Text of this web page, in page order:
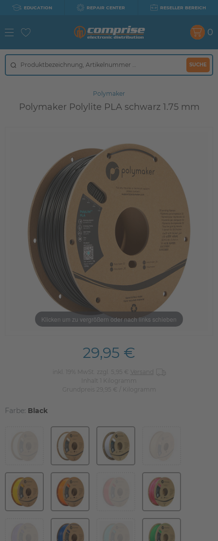
EDUCATION REPAIR CENTER RESELLER BEREICH
SUCHE
0
Polymaker
Polymaker Polylite PLA schwarz 1.75 mm
Klicken um zu vergrößern oder nach links schieben
29,95 €
inkl. 19% MwSt. zzgl. 5,95 €
Versand
Inhalt 1
Kilogramm
29,95 € / Kilogramm
Farbe: Black